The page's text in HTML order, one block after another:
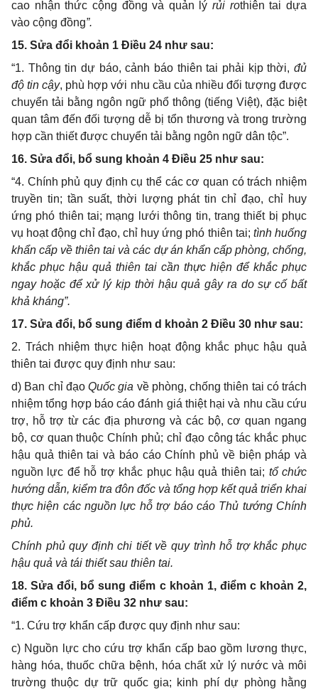
cao nhận thức cộng đồng và quản lýrủi rothiên tai dựa
vào cộng đồng”.
15. Sửa đổi khoản 1 Điều 24 như sau:
“1. Thông tin dự báo, cảnh báo thiên tai phải kịp thời,đủ
độ tin cậy, phù hợp với nhu cầu của nhiều đối tượng được
chuyển tải bằng ngôn ngữ phổ thông (tiếng Việt), đặc biệt
quan tâm đến đối tượng dễ bị tổn thương và trong trường
hợp cần thiết được chuyển tải bằng ngôn ngữ dân tộc”.
16. Sửa đổi, bổ sung khoản 4 Điều 25 như sau:
“4. Chính phủ quy định cụ thể các cơ quan có trách nhiệm
truyền tin; tần suất, thời lượng phát tin chỉ đạo, chỉ huy
ứng phó thiên tai; mạng lưới thông tin, trang thiết bị phục
vụ hoạt động chỉ đạo, chỉ huy ứng phó thiên tai; tình huống
khẩn cấp về thiên tai và các dự án khẩn cấp phòng, chống,
khắc phục hậu quả thiên tai cần thực hiện để khắc phục
ngay hoặc để xử lý kịp thời hậu quả gây ra do sự cố bất
khả kháng”.
17. Sửa đổi, bổ sung điểm d khoản 2 Điều 30 như sau:
2. Trách nhiệm thực hiện hoạt động khắc phục hậu quả
thiên tai được quy định như sau:
d) Ban chỉ đạo Quốc gia về phòng, chống thiên tai có trách
nhiệm tổng hợp báo cáo đánh giá thiệt hại và nhu cầu cứu
trợ, hỗ trợ từ các địa phương và các bộ, cơ quan ngang
bộ, cơ quan thuộc Chính phủ; chỉ đạo công tác khắc phục
hậu quả thiên tai và báo cáo Chính phủ về biện pháp và
nguồn lực để hỗ trợ khắc phục hậu quả thiên tai; tổ chức
hướng dẫn, kiểm tra đôn đốc và tổng hợp kết quả triển khai
thực hiện các nguồn lực hỗ trợ báo cáo Thủ tướng Chính
phủ.
Chính phủ quy định chi tiết về quy trình hỗ trợ khắc phục
hậu quả và tái thiết sau thiên tai.
18. Sửa đổi, bổ sung điểm c khoản 1, điểm c khoản 2,
điểm c khoản 3 Điều 32 như sau:
“1. Cứu trợ khẩn cấp được quy định như sau:
c) Nguồn lực cho cứu trợ khẩn cấp bao gồm lương thực,
hàng hóa, thuốc chữa bệnh, hóa chất xử lý nước và môi
trường thuộc dự trữ quốc gia; kinh phí dự phòng hằng